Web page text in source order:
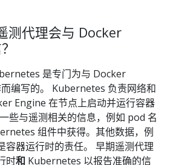
测代理会与 Docker
是专门为与 Docker
编写的。 Kubernetes 负责网络和
Engine 在节点上启动并运行容器
一些与遥测相关的信息，例如 pod 名
组件中获得。其他数据，例
容器运行时的责任。 早期遥测代理
时和 Kubernetes 以报告准确的信